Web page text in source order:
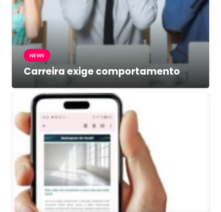
NEWS
Carreira exige comportamento